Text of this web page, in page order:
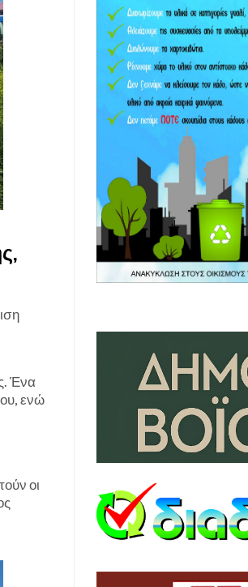
Ένα
ενώ
οι